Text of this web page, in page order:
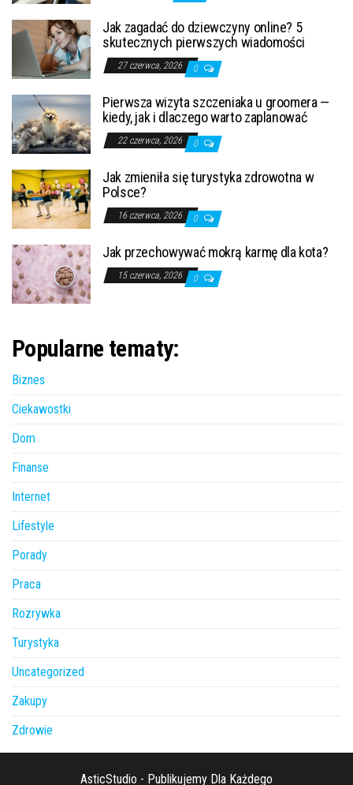
Jak zagadać do dziewczyny online? 5
skutecznych pierwszych wiadomości
27 czerwca, 2026 0
Pierwsza wizyta szczeniaka u groomera —
kiedy, jak i dlaczego warto zaplanować
22 czerwca, 2026 0
Jak zmieniła się turystyka zdrowotna w
Polsce?
16 czerwca, 2026 0
Jak przechowywać mokrą karmę dla kota?
15 czerwca, 2026 0
Popularne tematy:
Biznes
Ciekawostki
Dom
Finanse
Internet
Lifestyle
Porady
Praca
Rozrywka
Turystyka
Uncategorized
Zakupy
Zdrowie
AsticStudio - Publikujemy Dla Każdego